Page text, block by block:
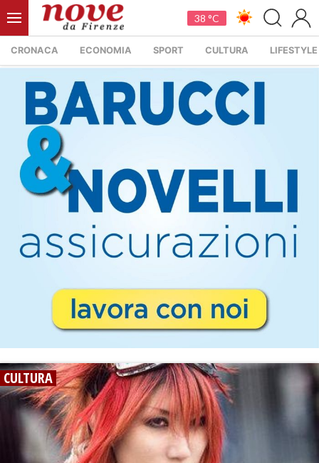
38 °C
CRONACA ECONOMIA SPORT CULTURA LIFESTYLE
CULTURA